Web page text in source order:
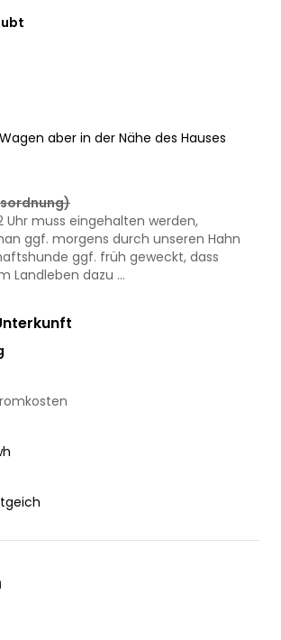
aber in der Nähe des Hauses
Uhr muss eingehalten werden,
ggf. morgens durch unseren Hahn
ggf. früh geweckt, dass
Landleben dazu ...